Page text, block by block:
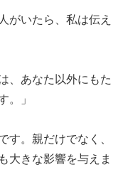
がいたら、私は伝え
、あなた以外にもた
。」
す。親だけでなく、
大きな影響を与えま